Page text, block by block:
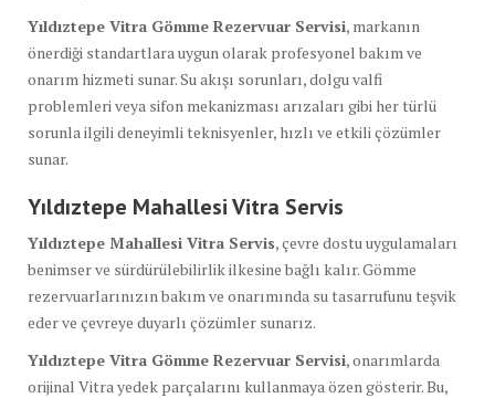
Yıldıztepe Vitra Gömme Rezervuar Servisi, markanın
önerdiği standartlara uygun olarak profesyonel bakım ve
onarım hizmeti sunar. Su akışı sorunları, dolgu valfi
problemleri veya sifon mekanizması arızaları gibi her türlü
sorunla ilgili deneyimli teknisyenler, hızlı ve etkili çözümler
sunar.
Yıldıztepe Mahallesi Vitra Servis
Yıldıztepe Mahallesi Vitra Servis, çevre dostu uygulamaları
benimser ve sürdürülebilirlik ilkesine bağlı kalır. Gömme
rezervuarlarınızın bakım ve onarımında su tasarrufunu teşvik
eder ve çevreye duyarlı çözümler sunarız.
Yıldıztepe Vitra Gömme Rezervuar Servisi, onarımlarda
orijinal Vitra yedek parçalarını kullanmaya özen gösterir. Bu,